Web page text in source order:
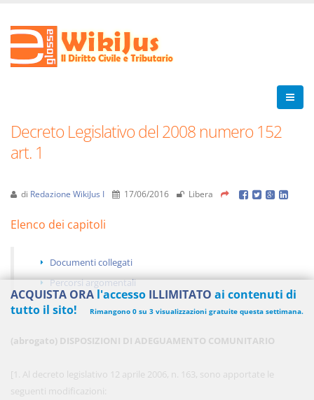
Decreto Legislativo del 2008 numero 152
art. 1
di Redazione WikiJus I 17/06/2016 Libera
Elenco dei capitoli
Documenti collegati
Percorsi argomentali
(abrogato) DISPOSIZIONI DI ADEGUAMENTO COMUNITARIO
[1. Al decreto legislativo 12 aprile 2006, n. 163, sono apportate le
seguenti modificazioni:
ACQUISTA ORA l'accesso ILLIMITATO ai contenuti di
tutto il sito!
Rimangono 0 su 3 visualizzazioni gratuite questa settimana.
450,00 € ANNUALI